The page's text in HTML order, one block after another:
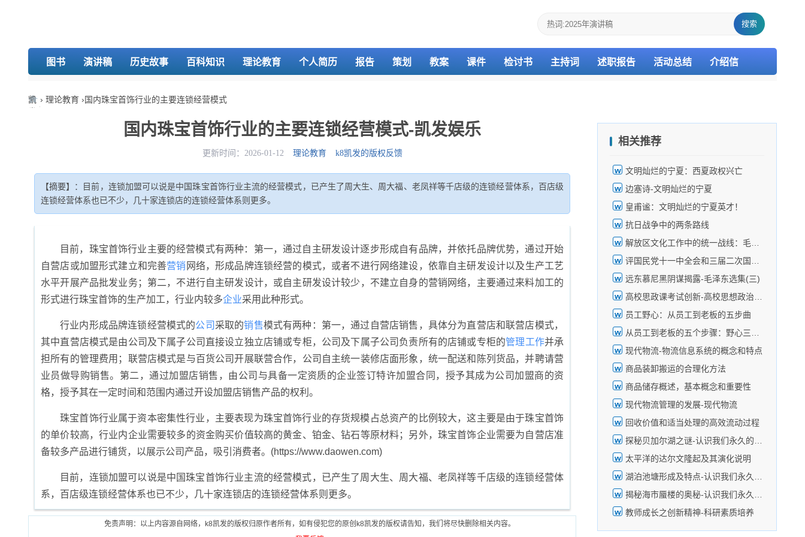
搜索
图书 演讲稿 历史故事 百科知识 理论教育 个人简历 报告 策划 教案 课件 检讨书 主持词 述职报告 活动总结 介绍信
凯 › 理论教育 ›国内珠宝首饰行业的主要连锁经营模式
国内珠宝首饰行业的主要连锁经营模式-凯发娱乐
更新时间：2026-01-12 理论教育 k8凯发的版权反馈
【摘要】：目前，连锁加盟可以说是中国珠宝首饰行业主流的经营模式，已产生了周大生、周大福、老凤祥等千店级的连锁经营体系，百店级
连锁经营体系也已不少，几十家连锁店的连锁经营体系则更多。
目前，珠宝首饰行业主要的经营模式有两种：第一，通过自主研发设计逐步形成自有品牌，并依托品牌优势，通过开始
自营店或加盟形式建立和完善营销 网络，形成品牌连锁经营的模式，或者不进行网络建设，依靠自主研发设计以及生产工艺
水平开展产品批发业务；第二，不进行自主研发设计，或自主研发设计较少，不建立自身的营销网络，主要通过来料加工的
形式进行珠宝首饰的生产加工，行业内较多企业采用此种形式。
行业内形成品牌连锁经营模式的公司 采取的销售模式有两种：第一，通过自营店销售，具体分为直营店和联营店模式，
其中直营店模式是由公司及下属子公司直接设立独立店铺或专柜，公司及下属子公司负责所有的店铺或专柜的管理工作并承
担所有的管理费用；联营店模式是与百货公司开展联营合作，公司自主统一装修店面形象，统一配送和陈列货品，并聘请营
业员做导购销售。第二，通过加盟店销售，由公司与具备一定资质的企业签订特许加盟合同，授予其成为公司加盟商的资
格，授予其在一定时间和范围内通过开设加盟店销售产品的权利。
珠宝首饰行业属于资本密集性行业，主要表现为珠宝首饰行业的存货规模占总资产的比例较大，这主要是由于珠宝首饰
的单价较高，行业内企业需要较多的资金购买价值较高的黄金、铂金、钻石等原材料；另外，珠宝首饰企业需要为自营店准
备较多产品进行铺货，以展示公司产品，吸引消费者。(https://www.daowen.com)
目前，连锁加盟可以说是中国珠宝首饰行业主流的经营模式，已产生了周大生、周大福、老凤祥等千店级的连锁经营体
系，百店级连锁经营体系也已不少，几十家连锁店的连锁经营体系则更多。
免责声明：以上内容源自网络，k8凯发的版权归原作者所有，如有侵犯您的原创k8凯发的版权请告知，我们将尽快删除相关内容。
相关推荐
文明灿烂的宁夏：西夏政权兴亡
边塞诗-文明灿烂的宁夏
皇甫谧：文明灿烂的宁夏英才！
抗日战争中的两条路线
解放区文化工作中的统一战线：毛泽东选集(三)摘要
评国民党十一中全会和三届二次国民参政会
远东慕尼黑阴谋揭露-毛泽东选集(三)
高校思政课考试创新-高校思想政治理论教育创新专论
员工野心：从员工到老板的五步曲
从员工到老板的五个步骤：野心三步曲
现代物流-物流信息系统的概念和特点
商品装卸搬运的合理化方法
商品储存概述，基本概念和重要性
现代物流管理的发展-现代物流
回收价值和适当处理的高效流动过程
探秘贝加尔湖之谜-认识我们永久的家园
太平洋的达尔文隆起及其演化说明
湖泊池塘形成及特点-认识我们永久的家园
揭秘海市蜃楼的奥秘-认识我们永久的家园
教师成长之创新精神-科研素质培养